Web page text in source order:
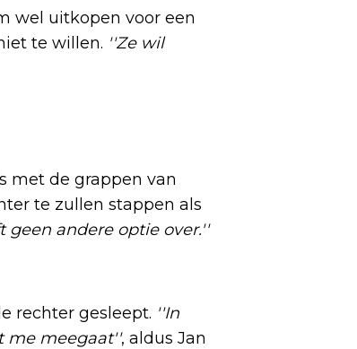
wel uitkopen voor een
te willen. ''Ze wil
met de grappen van
te zullen stappen als
geen andere optie over.''
rechter gesleept. ''In
me meegaat'', aldus Jan